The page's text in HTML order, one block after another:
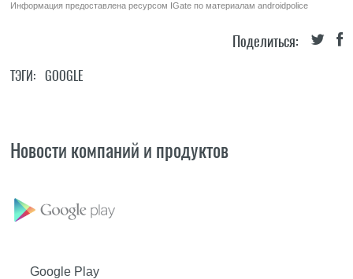
Информация предоставлена ресурсом IGate по материаламandroidpolice
Поделиться:
ТЭГИ: GOOGLE
Новости компаний и продуктов
Google Play